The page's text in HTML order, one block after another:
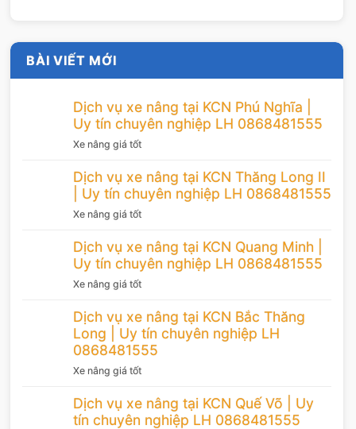
BÀI VIẾT MỚI
Dịch vụ xe nâng tại KCN Phú Nghĩa |
Uy tín chuyên nghiệp LH 0868481555
Xe nâng giá tốt
Dịch vụ xe nâng tại KCN Thăng Long II
| Uy tín chuyên nghiệp LH 0868481555
Xe nâng giá tốt
Dịch vụ xe nâng tại KCN Quang Minh |
Uy tín chuyên nghiệp LH 0868481555
Xe nâng giá tốt
Dịch vụ xe nâng tại KCN Bắc Thăng
Long | Uy tín chuyên nghiệp LH
0868481555
Xe nâng giá tốt
Dịch vụ xe nâng tại KCN Quế Võ | Uy
tín chuyên nghiệp LH 0868481555